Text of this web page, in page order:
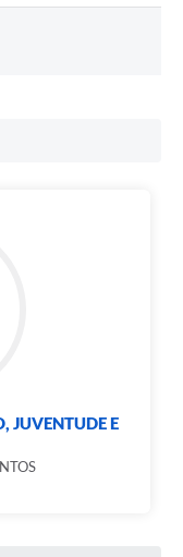
Gustavo foram
de agentes
MG
JUVENTUDE E